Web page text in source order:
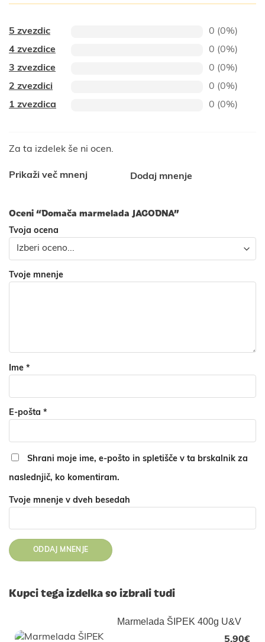
5 zvezdic
0 (0%)
4 zvezdice
0 (0%)
3 zvezdice
0 (0%)
2 zvezdici
0 (0%)
1 zvezdica
0 (0%)
Za ta izdelek še ni ocen.
Prikaži več mnenj Dodaj mnenje
Oceni “Domača marmelada JAGODNA”
Tvoja ocena
Tvoje mnenje
Ime *
E-pošta *
Shrani moje ime, e-pošto in spletišče v ta brskalnik za
naslednjič, ko komentiram.
Tvoje mnenje v dveh besedah
Kupci tega izdelka so izbrali tudi
Marmelada ŠIPEK 400g U&V
5,90€